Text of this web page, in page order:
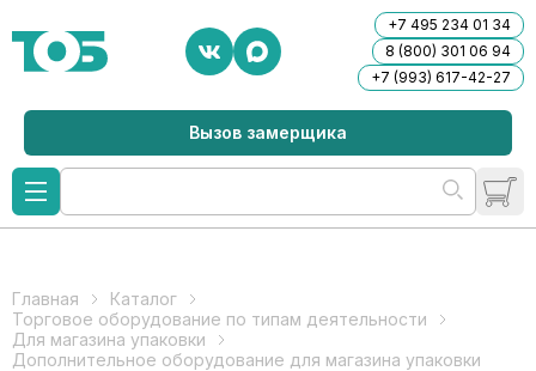
+7 495 234 01 34
8 (800) 301 06 94
+7 (993) 617-42-27
Вызов замерщика
Главная
Каталог
Торговое оборудование по типам деятельности
Для магазина упаковки
Дополнительное оборудование для магазина упаковки